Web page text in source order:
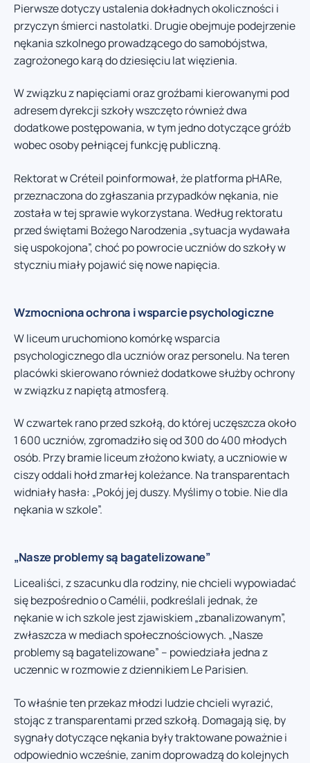
Pierwsze dotyczy ustalenia dokładnych okoliczności i
przyczyn śmierci nastolatki. Drugie obejmuje podejrzenie
nękania szkolnego prowadzącego do samobójstwa,
zagrożonego karą do dziesięciu lat więzienia.
W związku z napięciami oraz groźbami kierowanymi pod
adresem dyrekcji szkoły wszczęto również dwa
dodatkowe postępowania, w tym jedno dotyczące gróźb
wobec osoby pełniącej funkcję publiczną.
Rektorat w Créteil poinformował, że platforma pHARe,
przeznaczona do zgłaszania przypadków nękania, nie
została w tej sprawie wykorzystana. Według rektoratu
przed świętami Bożego Narodzenia „sytuacja wydawała
się uspokojona”, choć po powrocie uczniów do szkoły w
styczniu miały pojawić się nowe napięcia.
Wzmocniona ochrona i wsparcie psychologiczne
W liceum uruchomiono komórkę wsparcia
psychologicznego dla uczniów oraz personelu. Na teren
placówki skierowano również dodatkowe służby ochrony
w związku z napiętą atmosferą.
W czwartek rano przed szkołą, do której uczęszcza około
1 600 uczniów, zgromadziło się od 300 do 400 młodych
osób. Przy bramie liceum złożono kwiaty, a uczniowie w
ciszy oddali hołd zmarłej koleżance. Na transparentach
widniały hasła: „Pokój jej duszy. Myślimy o tobie. Nie dla
nękania w szkole”.
„Nasze problemy są bagatelizowane”
Licealiści, z szacunku dla rodziny, nie chcieli wypowiadać
się bezpośrednio o Camélii, podkreślali jednak, że
nękanie w ich szkole jest zjawiskiem „zbanalizowanym”,
zwłaszcza w mediach społecznościowych. „Nasze
problemy są bagatelizowane” – powiedziała jedna z
uczennic w rozmowie z dziennikiem Le Parisien.
To właśnie ten przekaz młodzi ludzie chcieli wyrazić,
stojąc z transparentami przed szkołą. Domagają się, by
sygnały dotyczące nękania były traktowane poważnie i
odpowiednio wcześnie, zanim doprowadzą do kolejnych